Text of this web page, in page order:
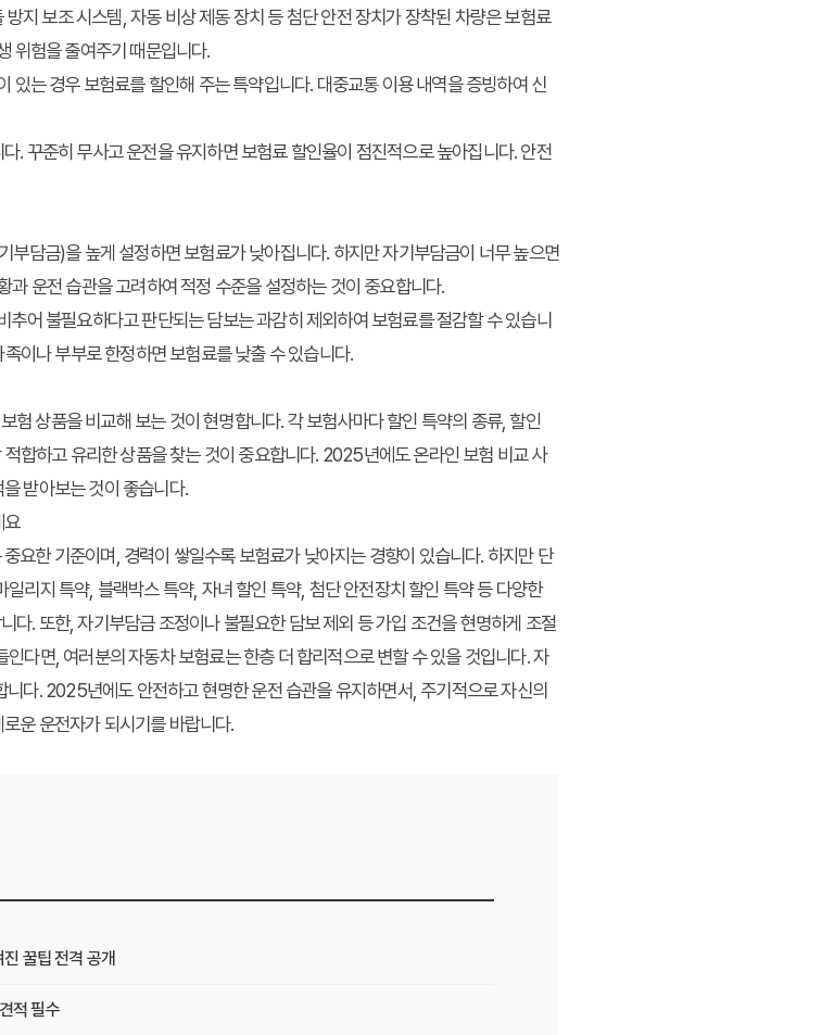
지 보조 시스템, 자동 비상 제동 장치 등 첨단 안전 장치가 장착된 차량은 보험료
위험을 줄여주기 때문입니다.
있는 경우 보험료를 할인해 주는 특약입니다. 대중교통 이용 내역을 증빙하여 신
. 꾸준히 무사고 운전을 유지하면 보험료 할인율이 점진적으로 높아집니다. 안전
부담금)을 높게 설정하면 보험료가 낮아집니다. 하지만 자기부담금이 너무 높으면
운전 습관을 고려하여 적정 수준을 설정하는 것이 중요합니다.
추어 불필요하다고 판단되는 담보는 과감히 제외하여 보험료를 절감할 수 있습니
이나 부부로 한정하면 보험료를 낮출 수 있습니다.
험 상품을 비교해 보는 것이 현명합니다. 각 보험사마다 할인 특약의 종류, 할인
합하고 유리한 상품을 찾는 것이 중요합니다. 2025년에도 온라인 보험 비교 사
받아보는 것이 좋습니다.
요
요한 기준이며, 경력이 쌓일수록 보험료가 낮아지는 경향이 있습니다. 하지만 단
리지 특약, 블랙박스 특약, 자녀 할인 특약, 첨단 안전장치 할인 특약 등 다양한
다. 또한, 자기부담금 조정이나 불필요한 담보 제외 등 가입 조건을 현명하게 조절
다면, 여러분의 자동차 보험료는 한층 더 합리적으로 변할 수 있을 것입니다. 자
다. 2025년에도 안전하고 현명한 운전 습관을 유지하면서, 주기적으로 자신의
운 운전자가 되시기를 바랍니다.
꿀팁 전격 공개
적 필수